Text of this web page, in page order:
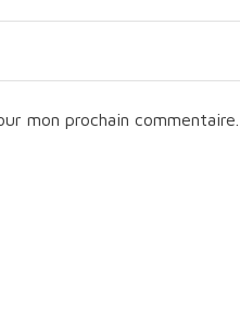
mon prochain commentaire.